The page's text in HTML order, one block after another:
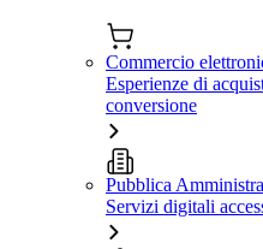
Commercio
Esperienze di
conversione
Pubblica
Servizi digitali